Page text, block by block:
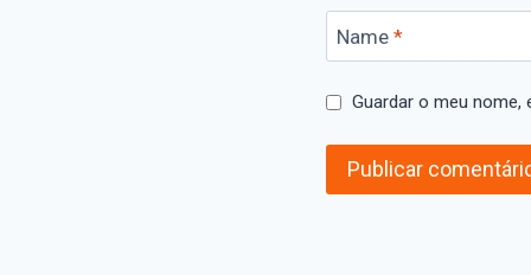
Name *
Guardar o meu nome,